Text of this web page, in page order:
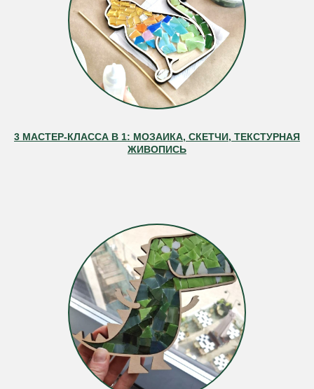
3 МАСТЕР-КЛАССА В 1: МОЗАИКА, СКЕТЧИ, ТЕКСТУРНАЯ
ЖИВОПИСЬ